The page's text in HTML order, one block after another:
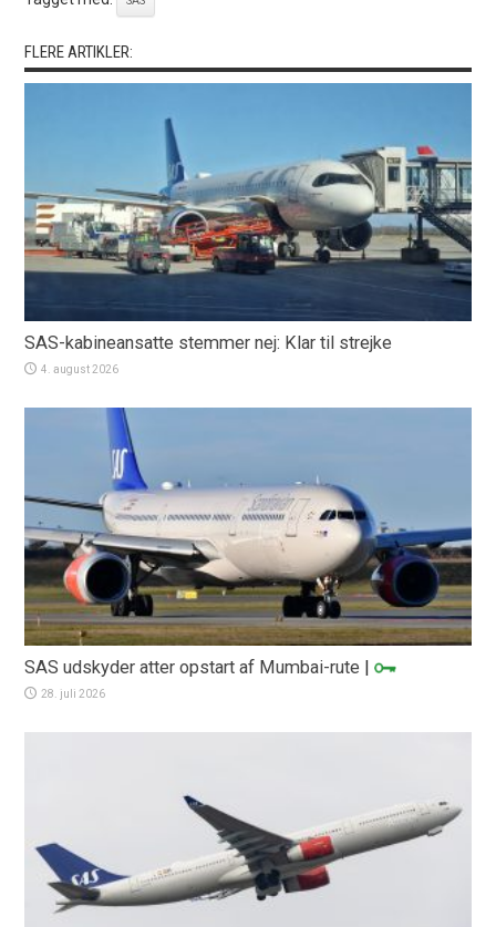
FLERE ARTIKLER:
SAS-kabineansatte stemmer nej: Klar til strejke
4. august 2026
SAS udskyder atter opstart af Mumbai-rute |
28. juli 2026